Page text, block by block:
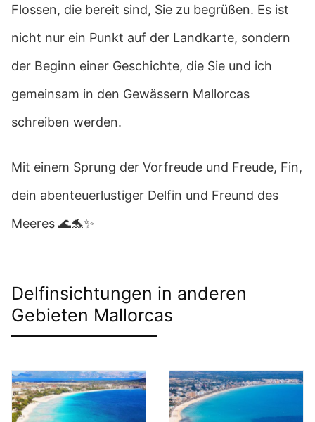
Flossen, die bereit sind, Sie zu begrüßen. Es ist
nicht nur ein Punkt auf der Landkarte, sondern
der Beginn einer Geschichte, die Sie und ich
gemeinsam in den Gewässern Mallorcas
schreiben werden.
Mit einem Sprung der Vorfreude und Freude, Fin,
dein abenteuerlustiger Delfin und Freund des
Meeres 🌊🐬✨
Delfinsichtungen in anderen
Gebieten Mallorcas